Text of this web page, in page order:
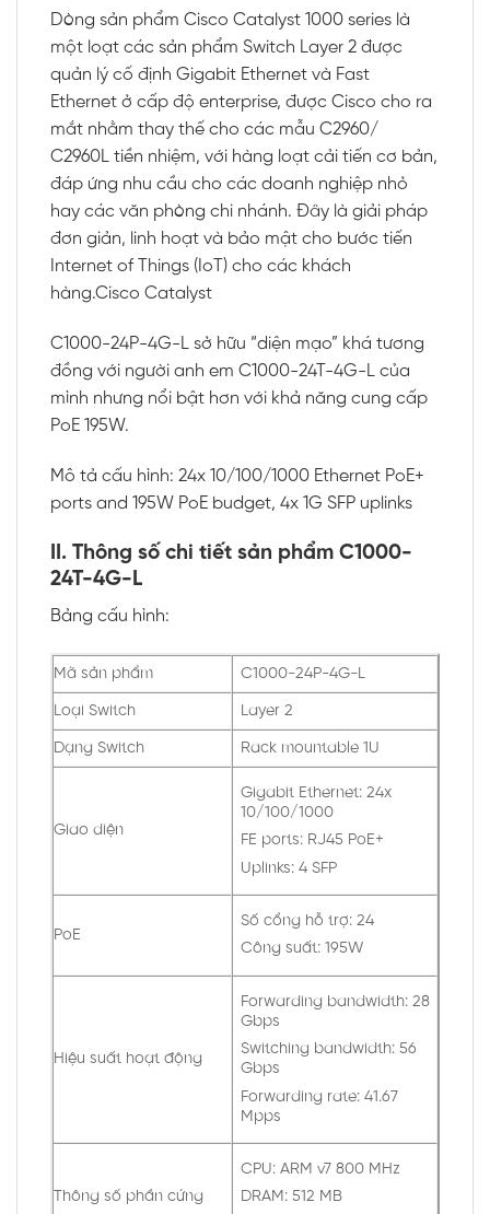
Dòng sản phẩm Cisco Catalyst 1000 series là
một loạt các sản phẩm Switch Layer 2 được
quản lý cố định Gigabit Ethernet và Fast
Ethernet ở cấp độ enterprise, được Cisco cho ra
mắt nhằm thay thế cho các mẫu C2960/
C2960L tiền nhiệm, với hàng loạt cải tiến cơ bản,
đáp ứng nhu cầu cho các doanh nghiệp nhỏ
hay các văn phòng chi nhánh. Đây là giải pháp
đơn giản, linh hoạt và bảo mật cho bước tiến
Internet of Things (IoT) cho các khách
hàng.Cisco Catalyst
C1000-24P-4G-L sở hữu “diện mạo” khá tương
đồng với người anh em C1000-24T-4G-L của
mình nhưng nổi bật hơn với khả năng cung cấp
PoE 195W.
Mô tả cấu hình: 24x 10/100/1000 Ethernet PoE+
ports and 195W PoE budget, 4x 1G SFP uplinks
II. Thông số chi tiết sản phẩm C1000-
24T-4G-L
Bảng cấu hình:
Mã sản phẩm C1000-24P-4G-L
Loại Switch Layer 2
Dạng Switch Rack mountable 1U
Giao diện
Gigabit Ethernet: 24x
10/100/1000
FE ports: RJ45 PoE+
Uplinks: 4 SFP
PoE
Số cổng hỗ trợ: 24
Công suất: 195W
Hiệu suất hoạt động
Forwarding bandwidth: 28
Gbps
Switching bandwidth: 56
Gbps
Forwarding rate: 41.67
Mpps
Thông số phần cứng
CPU: ARM v7 800 MHz
DRAM: 512 MB